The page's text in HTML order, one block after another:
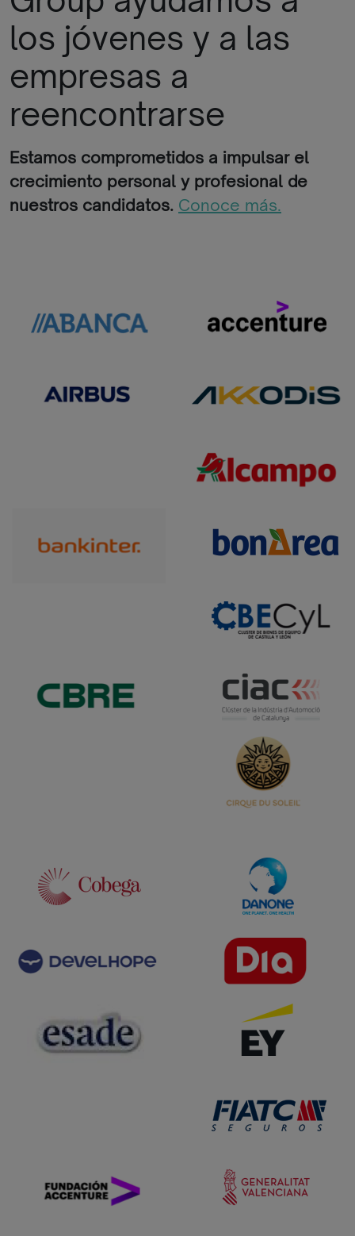
los jóvenes y a las
empresas a
reencontrarse
Estamos comprometidos a impulsar el
crecimiento personal y profesional de
nuestros candidatos. Conoce más.